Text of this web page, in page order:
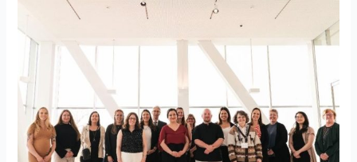
da
bienvenida
sus
nuevos
miembros